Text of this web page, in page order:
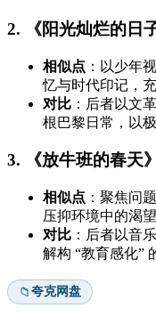
2. 《阳光灿烂的日
相似点 ：以少年
忆与时代印记，
对比 ：后者以文
根巴黎日常，以
3. 《放牛班的春天
相似点 ：聚焦问
压抑环境中的渴望
对比 ：后者以音
解构 “教育感化”
📁夸克网盘